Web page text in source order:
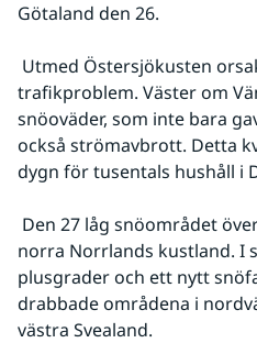
Götaland den 26.
trafikproblem. Väster om
snöoväder, som inte bara
också strömavbrott. Detta
dygn för tusentals hushåll i
norra Norrlands kustland. I
plusgrader och ett nytt
drabbade områdena i
västra Svealand.